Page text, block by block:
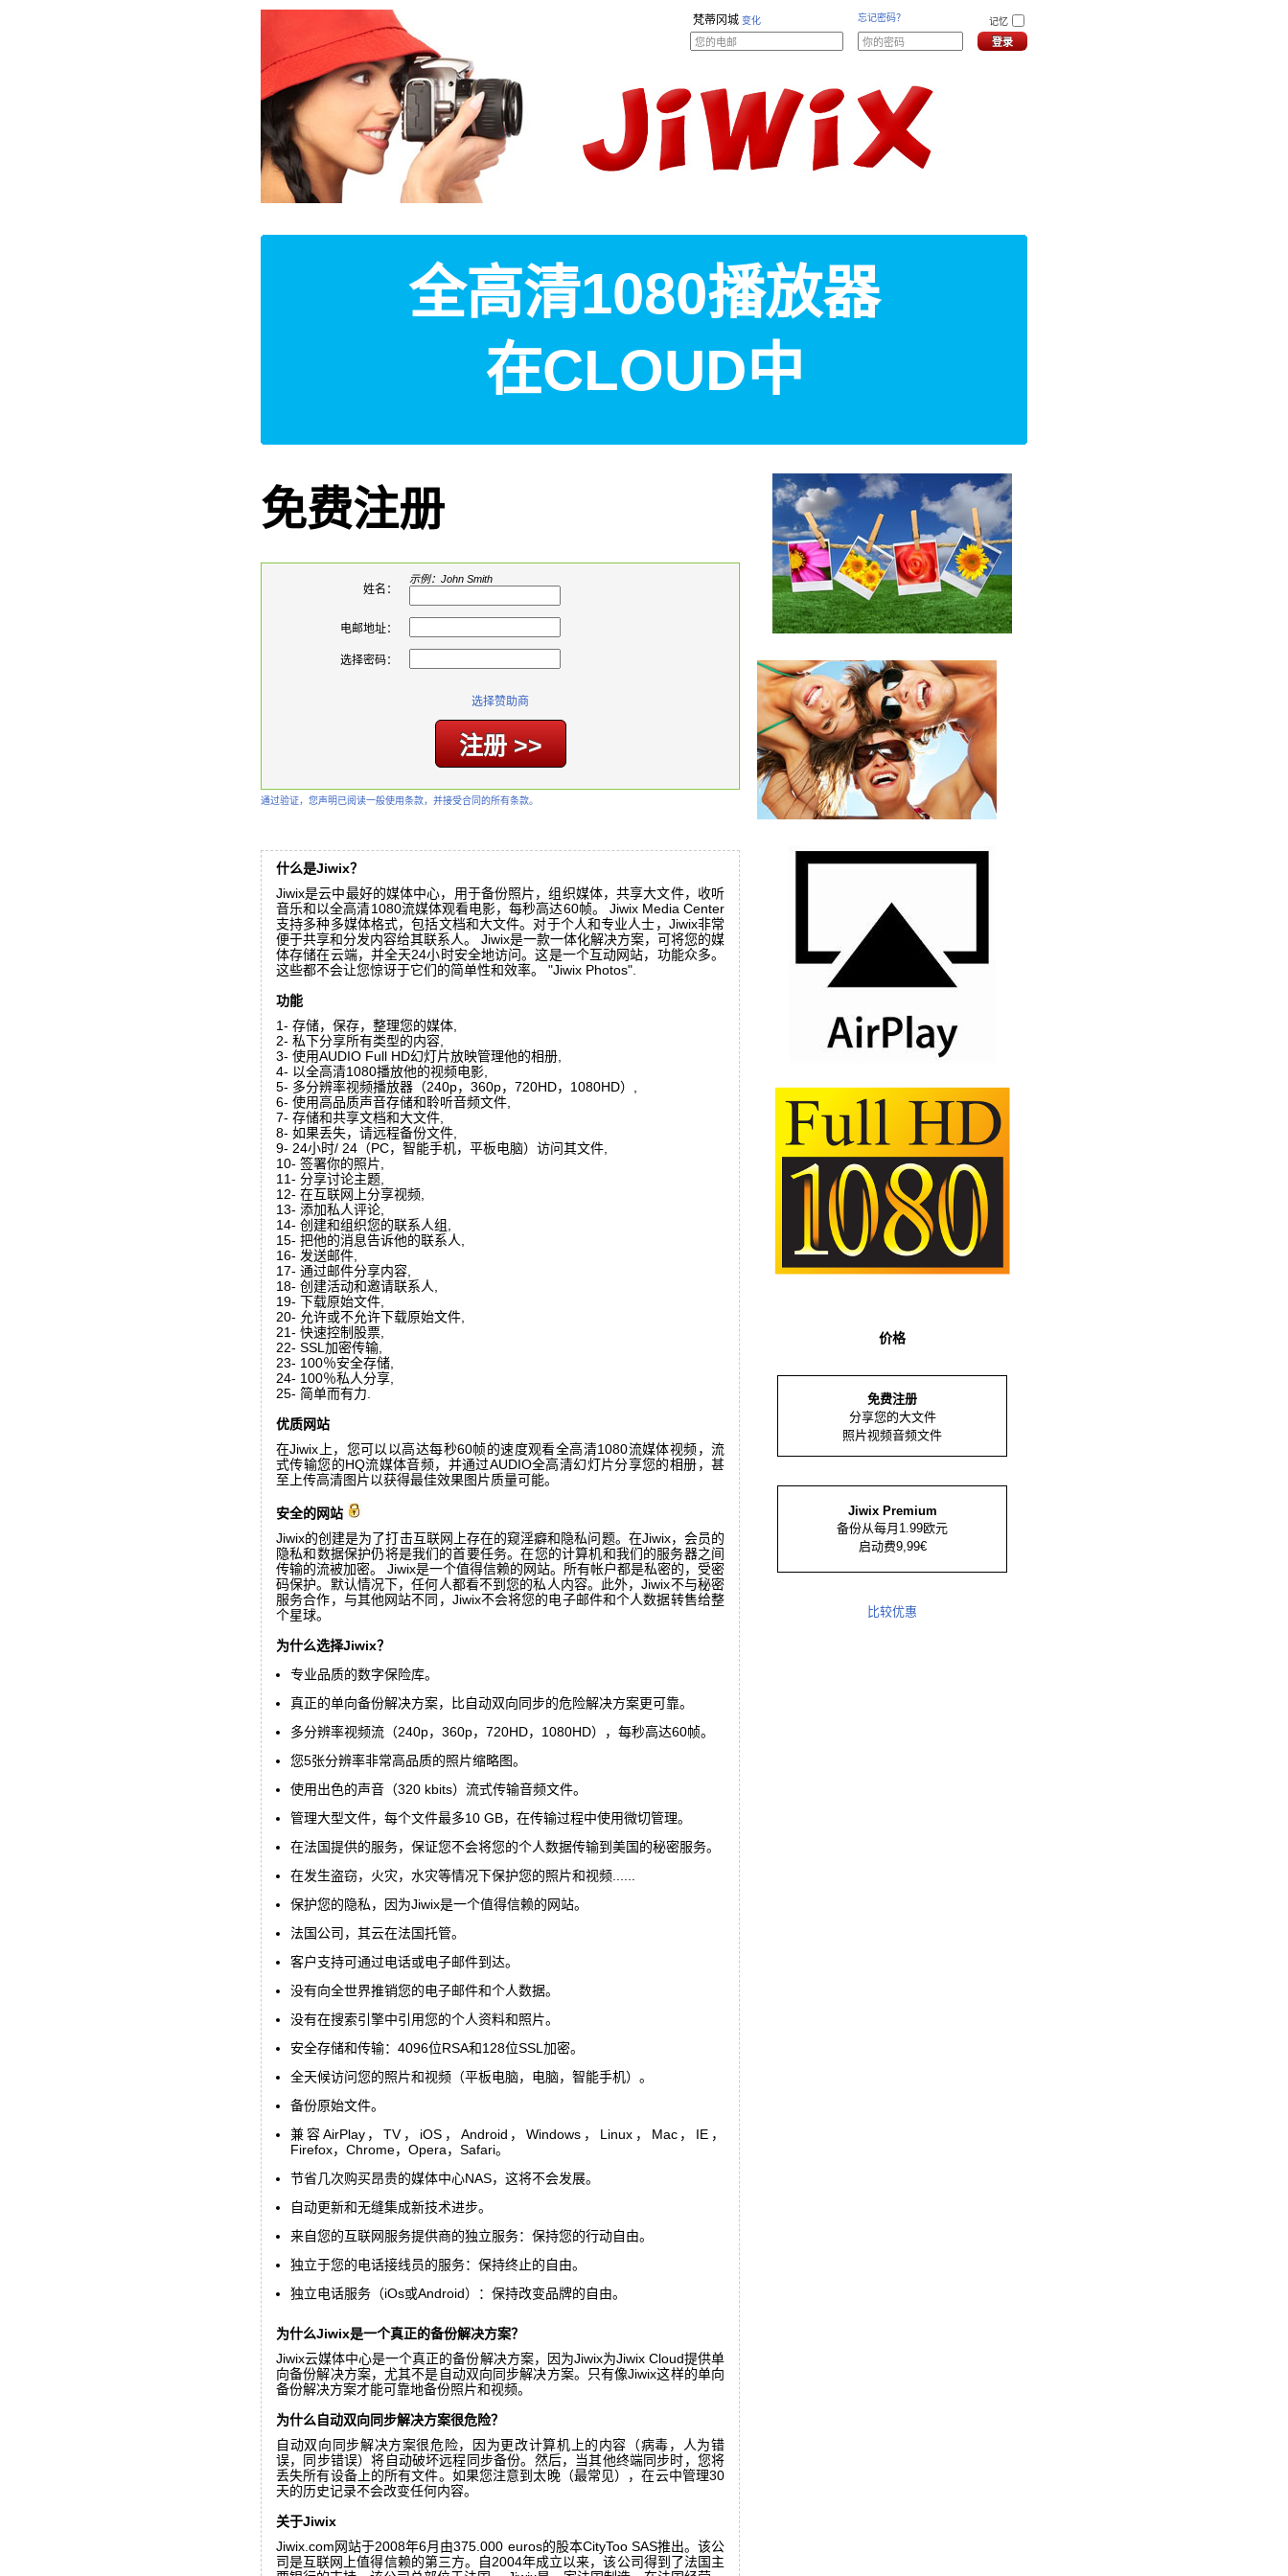
梵蒂冈城 变化 忘记密码？ 记忆
全高清1080播放器
在CLOUD中
免费注册
姓名：
示例：John Smith
电邮地址：
选择密码：
选择赞助商
通过验证，您声明已阅读一般使用条款，并接受合同的所有条款。
什么是Jiwix？
Jiwix是云中最好的媒体中心，用于备份照片，组织媒体，共享大文件，收听
音乐和以全高清1080流媒体观看电影，每秒高达60帧。 Jiwix Media Center
支持多种多媒体格式，包括文档和大文件。对于个人和专业人士，Jiwix非常
便于共享和分发内容给其联系人。 Jiwix是一款一体化解决方案，可将您的媒
体存储在云端，并全天24小时安全地访问。这是一个互动网站，功能众多。
这些都不会让您惊讶于它们的简单性和效率。 "Jiwix Photos".
功能
1- 存储，保存，整理您的媒体,
2- 私下分享所有类型的内容,
3- 使用AUDIO Full HD幻灯片放映管理他的相册,
4- 以全高清1080播放他的视频电影,
5- 多分辨率视频播放器（240p，360p，720HD，1080HD）,
6- 使用高品质声音存储和聆听音频文件,
7- 存储和共享文档和大文件,
8- 如果丢失，请远程备份文件,
9- 24小时/ 24（PC，智能手机，平板电脑）访问其文件,
10- 签署你的照片,
11- 分享讨论主题,
12- 在互联网上分享视频,
13- 添加私人评论,
14- 创建和组织您的联系人组,
15- 把他的消息告诉他的联系人,
16- 发送邮件,
17- 通过邮件分享内容,
18- 创建活动和邀请联系人,
19- 下载原始文件,
20- 允许或不允许下载原始文件,
21- 快速控制股票,
22- SSL加密传输,
23- 100％安全存储,
24- 100％私人分享,
25- 简单而有力.
优质网站
在Jiwix上，您可以以高达每秒60帧的速度观看全高清1080流媒体视频，流
式传输您的HQ流媒体音频，并通过AUDIO全高清幻灯片分享您的相册，甚
至上传高清图片以获得最佳效果图片质量可能。
安全的网站
Jiwix的创建是为了打击互联网上存在的窥淫癖和隐私问题。在Jiwix，会员的
隐私和数据保护仍将是我们的首要任务。在您的计算机和我们的服务器之间
传输的流被加密。 Jiwix是一个值得信赖的网站。所有帐户都是私密的，受密
码保护。默认情况下，任何人都看不到您的私人内容。此外，Jiwix不与秘密
服务合作，与其他网站不同，Jiwix不会将您的电子邮件和个人数据转售给整
个星球。
为什么选择Jiwix？
专业品质的数字保险库。
真正的单向备份解决方案，比自动双向同步的危险解决方案更可靠。
多分辨率视频流（240p，360p，720HD，1080HD），每秒高达60帧。
您5张分辨率非常高品质的照片缩略图。
使用出色的声音（320 kbits）流式传输音频文件。
管理大型文件，每个文件最多10 GB，在传输过程中使用微切管理。
在法国提供的服务，保证您不会将您的个人数据传输到美国的秘密服务。
在发生盗窃，火灾，水灾等情况下保护您的照片和视频......
保护您的隐私，因为Jiwix是一个值得信赖的网站。
法国公司，其云在法国托管。
客户支持可通过电话或电子邮件到达。
没有向全世界推销您的电子邮件和个人数据。
没有在搜索引擎中引用您的个人资料和照片。
安全存储和传输：4096位RSA和128位SSL加密。
全天候访问您的照片和视频（平板电脑，电脑，智能手机）。
备份原始文件。
兼容AirPlay，TV，iOS，Android，Windows，Linux，Mac，IE，
Firefox，Chrome，Opera，Safari。
节省几次购买昂贵的媒体中心NAS，这将不会发展。
自动更新和无缝集成新技术进步。
来自您的互联网服务提供商的独立服务：保持您的行动自由。
独立于您的电话接线员的服务：保持终止的自由。
独立电话服务（iOs或Android）：保持改变品牌的自由。
为什么Jiwix是一个真正的备份解决方案？
Jiwix云媒体中心是一个真正的备份解决方案，因为Jiwix为Jiwix Cloud提供单
向备份解决方案，尤其不是自动双向同步解决方案。只有像Jiwix这样的单向
备份解决方案才能可靠地备份照片和视频。
为什么自动双向同步解决方案很危险？
自动双向同步解决方案很危险，因为更改计算机上的内容（病毒，人为错
误，同步错误）将自动破坏远程同步备份。然后，当其他终端同步时，您将
丢失所有设备上的所有文件。如果您注意到太晚（最常见），在云中管理30
天的历史记录不会改变任何内容。
关于Jiwix
Jiwix.com网站于2008年6月由375.000 euros的股本CityToo SAS推出。该公
司是互联网上值得信赖的第三方。自2004年成立以来，该公司得到了法国主
价格
免费注册
分享您的大文件
照片视频音频文件
Jiwix Premium
备份从每月1.99欧元
启动费9,99€
比较优惠